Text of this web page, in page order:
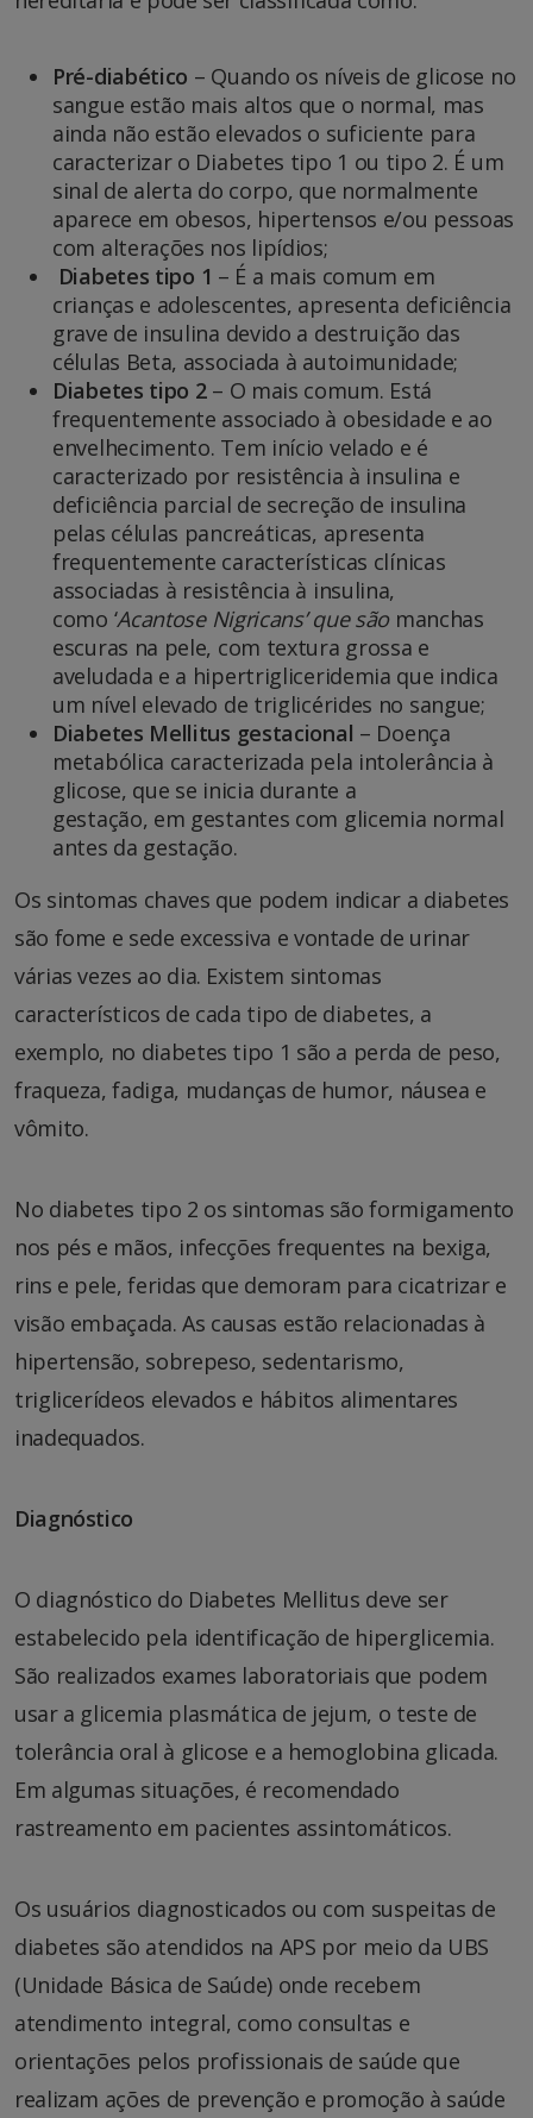
Pré-diabético – Quando os níveis de glicose no
sangue estão mais altos que o normal, mas
ainda não estão elevados o suficiente para
caracterizar o Diabetes tipo 1 ou tipo 2. É um
sinal de alerta do corpo, que normalmente
aparece em obesos, hipertensos e/ou pessoas
com alterações nos lipídios;
Diabetes tipo 1 – É a mais comum em
crianças e adolescentes, apresenta deficiência
grave de insulina devido a destruição das
células Beta, associada à autoimunidade;
Diabetes tipo 2– O mais comum. Está
frequentemente associado à obesidade e ao
envelhecimento. Tem início velado e é
caracterizado por resistência à insulina e
deficiência parcial de secreção de insulina
pelas células pancreáticas, apresenta
frequentemente características clínicas
associadas à resistência à insulina,
como ‘Acantose Nigricans’ que são manchas
escuras na pele, com textura grossa e
aveludada e a hipertrigliceridemia que indica
um nível elevado de triglicérides no sangue;
Diabetes Mellitus gestacional – Doença
metabólica caracterizada pela intolerância à
glicose, que se inicia durante a
gestação, em gestantes com glicemia normal
antes da gestação.
Os sintomas chaves que podem indicar a diabetes
são fome e sede excessiva e vontade de urinar
várias vezes ao dia. Existem sintomas
característicos de cada tipo de diabetes, a
exemplo, no diabetes tipo 1 são a perda de peso,
fraqueza, fadiga, mudanças de humor, náusea e
vômito.
No diabetes tipo 2 os sintomas são formigamento
nos pés e mãos, infecções frequentes na bexiga,
rins e pele, feridas que demoram para cicatrizar e
visão embaçada. As causas estão relacionadas à
hipertensão, sobrepeso, sedentarismo,
triglicerídeos elevados e hábitos alimentares
inadequados.
Diagnóstico
O diagnóstico do Diabetes Mellitus deve ser
estabelecido pela identificação de hiperglicemia.
São realizados exames laboratoriais que podem
usar a glicemia plasmática de jejum, o teste de
tolerância oral à glicose e a hemoglobina glicada.
Em algumas situações, é recomendado
rastreamento em pacientes assintomáticos.
Os usuários diagnosticados ou com suspeitas de
diabetes são atendidos na APS por meio da UBS
(Unidade Básica de Saúde) onde recebem
atendimento integral, como consultas e
orientações pelos profissionais de saúde que
realizam ações de prevenção e promoção à saúde